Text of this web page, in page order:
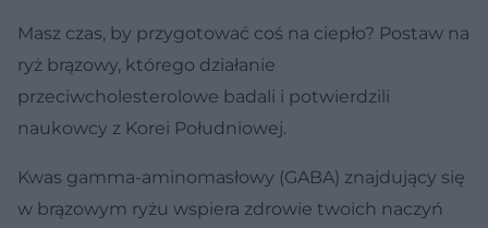
Masz czas, by przygotować coś na ciepło? Postaw na
ryż brązowy, którego działanie
przeciwcholesterolowe badali i potwierdzili
naukowcy z Korei Południowej.
Kwas gamma-aminomasłowy (GABA) znajdujący się
w brązowym ryżu wspiera zdrowie twoich naczyń